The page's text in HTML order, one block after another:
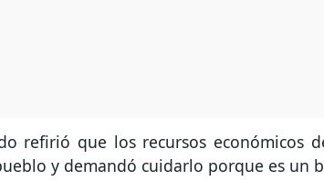
refirió que los recursos económicos
y demandó cuidarlo porque es un